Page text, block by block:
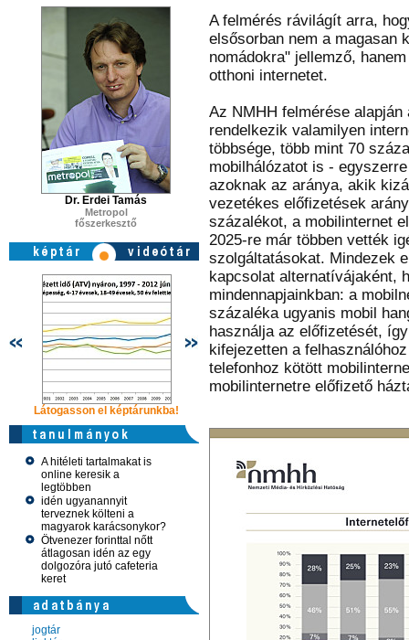
Dr. Erdei Tamás
Metropol
főszerkesztő
Látogasson el képtárunkba!
A hitéleti tartalmakat is
online keresik a
legtöbben
idén ugyanannyit
terveznek költeni a
magyarok karácsonykor?
Ötvenezer forinttal nőtt
átlagosan idén az egy
dolgozóra jutó cafeteria
keret
jogtár
A felmérés rávilágít arra,
elsősorban nem a magasan
nomádokra" jellemző,
otthoni internetet.
Az NMHH felmérése
rendelkezik valamilyen
többsége, több mint 70
mobilhálózatot is -
azoknak az aránya, akik
vezetékes előfizetések
százalékot, a mobilinternet
2025-re már többen vették
szolgáltatásokat. Mindezek
kapcsolat alternatívájaként,
mindennapjainkban: a
százaléka ugyanis mobil
használja az előfizetését,
kifejezetten a
telefonhoz kötött
mobilinternetre előfizető